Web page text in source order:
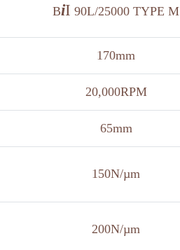
BiI 90L/25000 TYPE M
170mm
20,000RPM
65mm
150N/µm
200N/µm